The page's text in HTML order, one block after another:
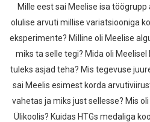
Mille eest sai Meelise isa
olulise arvuti millise variatsiooniga
eksperimente? Milline oli Meelise
miks ta selle tegi? Mida oli
tuleks asjad teha? Mis tegevuse
sai Meelis esimest korda
vahetas ja miks just sellesse? Mis
Ülikoolis? Kuidas HTGs medaliga